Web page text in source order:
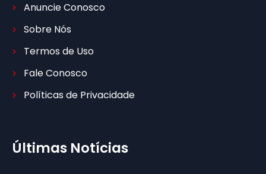
Anuncie Conosco
Sobre Nós
Termos de Uso
Fale Conosco
Políticas de Privacidade
Últimas Notícias